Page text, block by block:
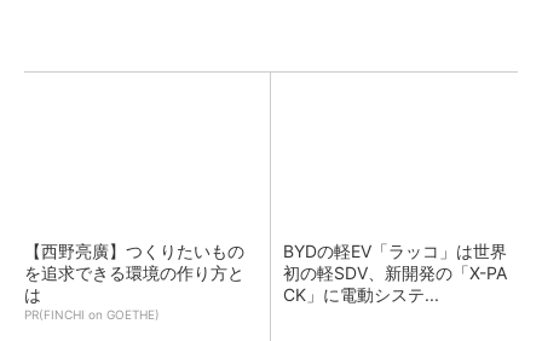
【西野亮廣】つくりたいもの
を追求できる環境の作り方と
は
PR(FINCHI on GOETHE)
BYDの軽EV「ラッコ」は世界
初の軽SDV、新開発の「X-PA
CK」に電動システ...